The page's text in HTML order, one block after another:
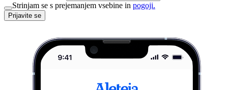
Strinjam se s prejemanjem vsebine in pogoji.
Prijavite se